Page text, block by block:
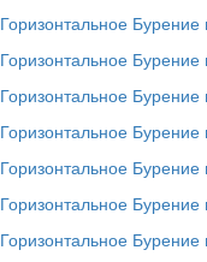
Горизонтальное
Горизонтальное
Горизонтальное
Горизонтальное
Горизонтальное
Горизонтальное Бурение
Горизонтальное